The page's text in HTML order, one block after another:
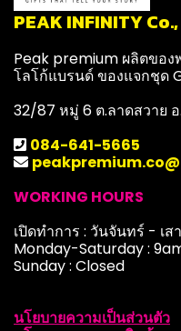
PEAK INFINITY
Peak premium ผลิตขอ
โลโก้แบรนด์ ของแจกชุด
32/87 หมู่ 6 ต.ลาดสวาย
084-641-5665
WORKING HOURS
เปิดทำการ : วันจันทร์ - เส
Monday-Saturday :
Sunday : Closed
นโยบายความเป็นส่วนตัว